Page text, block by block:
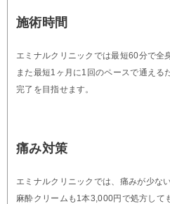
施術時間
エミナルクリニックでは最短60分で全
また最短1ヶ月に1回のペースで通える
完了を目指せます。
痛み対策
エミナルクリニックでは、痛みが少な
麻酔クリームも1本3,000円で処方して